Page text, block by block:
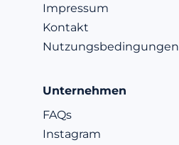
Impressum
Kontakt
Nutzungsbedingungen
Unternehmen
FAQs
Instagram